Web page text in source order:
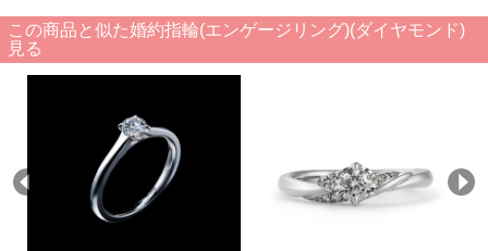
この商品と似た婚約指輪(エンゲージリング)(ダイヤモンド)
見る